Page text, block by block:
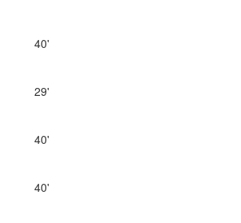
40'
29'
40'
40'